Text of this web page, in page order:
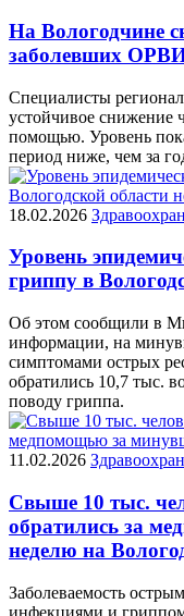
На Вологодчине
заболевших
Специалисты
устойчивое снижение
помощью. Уровень
период ниже, чем за
18.02.2026
Уровень
гриппу в
Об этом сообщили в
информации, на
симптомами острых
обратились 10,7 тыс.
поводу гриппа.
11.02.2026
Свыше 10 тыс.
обратились за
неделю на
Заболеваемость
инфекциями и гриппом